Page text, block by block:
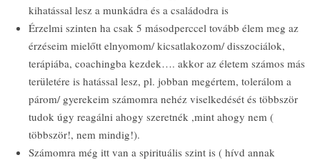
kihatással lesz a munkádra és a családodra is
Érzelmi szinten ha csak 5 másodperccel tovább élem meg az
érzéseim mielőtt elnyomom/ kicsatlakozom/ disszociálok,
terápiába, coachingba kezdek…. akkor az életem számos más
területére is hatással lesz, pl. jobban megértem, tolerálom a
párom/ gyerekeim számomra nehéz viselkedését és többször
tudok úgy reagálni ahogy szeretnék ,mint ahogy nem (
többször!, nem mindig!).
Számomra még itt van a spirituális szint is ( hívd annak